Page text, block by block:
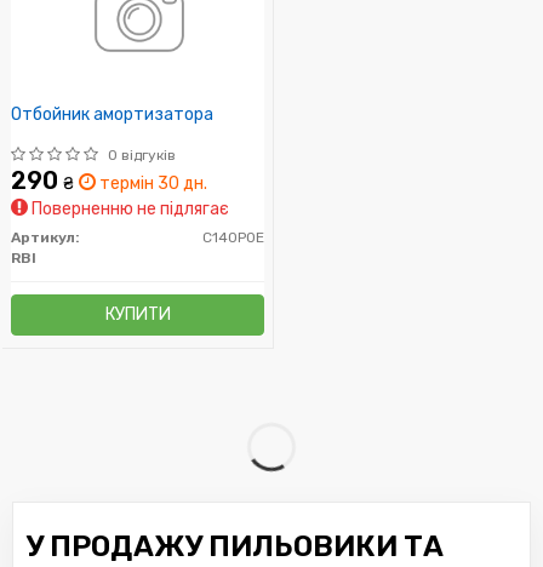
Отбойник амортизатора
0 відгуків
290 ₴
термін 30 дн.
Поверненню не підлягає
Артикул:
C140P0E
RBI
КУПИТИ
У ПРОДАЖУ ПИЛЬОВИКИ ТА